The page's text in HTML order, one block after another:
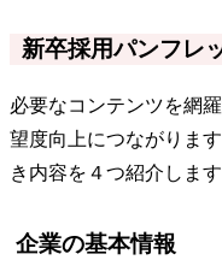
新卒採用パンフレ
必要なコンテンツを網
望度向上につながりま
き内容を４つ紹介します
企業の基本情報